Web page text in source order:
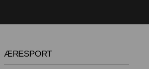
ÆRESPORT